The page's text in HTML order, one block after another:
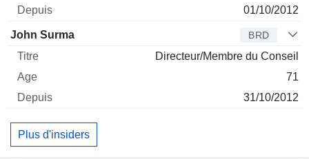
01/10/2012
John Surma BRD
Directeur/Membre du Conseil
71
31/10/2012
Plus d'insiders